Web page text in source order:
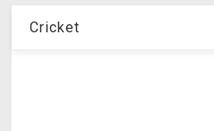
Cricket